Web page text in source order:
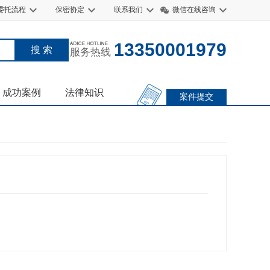
托流程 保密协定 联系我们 微信在线咨询
服务热线 13350001979
成功案例 法律知识 案件提交